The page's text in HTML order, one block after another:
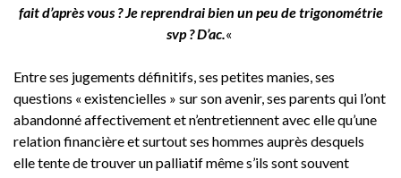
fait d’après vous ? Je reprendrai bien un peu de trigonométrie
svp ? D’ac.«
Entre ses jugements définitifs, ses petites manies, ses
questions « existencielles » sur son avenir, ses parents qui l’ont
abandonné affectivement et n’entretiennent avec elle qu’une
relation financière et surtout ses hommes auprès desquels
elle tente de trouver un palliatif même s’ils sont souvent